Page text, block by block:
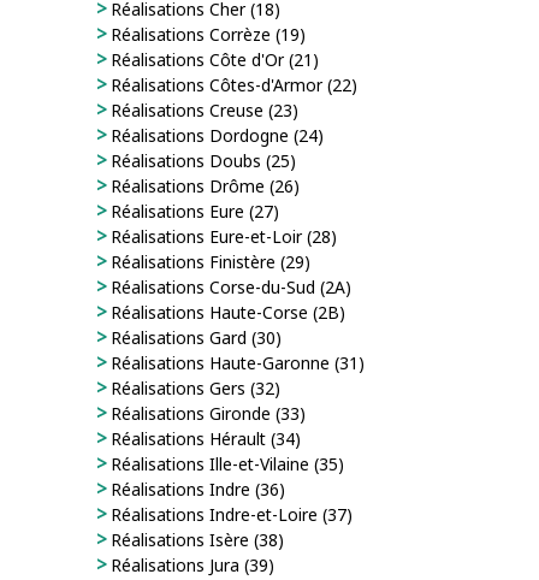
Réalisations Cher (18)
Réalisations Corrèze (19)
Réalisations Côte d'Or (21)
Réalisations Côtes-d'Armor (22)
Réalisations Creuse (23)
Réalisations Dordogne (24)
Réalisations Doubs (25)
Réalisations Drôme (26)
Réalisations Eure (27)
Réalisations Eure-et-Loir (28)
Réalisations Finistère (29)
Réalisations Corse-du-Sud (2A)
Réalisations Haute-Corse (2B)
Réalisations Gard (30)
Réalisations Haute-Garonne (31)
Réalisations Gers (32)
Réalisations Gironde (33)
Réalisations Hérault (34)
Réalisations Ille-et-Vilaine (35)
Réalisations Indre (36)
Réalisations Indre-et-Loire (37)
Réalisations Isère (38)
Réalisations Jura (39)